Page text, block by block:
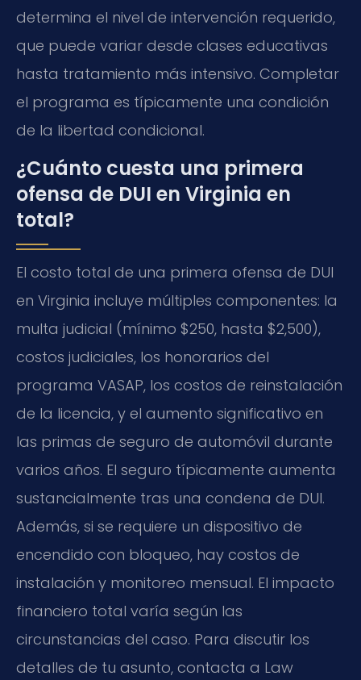
determina el nivel de intervención requerido,
que puede variar desde clases educativas
hasta tratamiento más intensivo. Completar
el programa es típicamente una condición
de la libertad condicional.
¿Cuánto cuesta una primera
ofensa de DUI en Virginia en
total?
El costo total de una primera ofensa de DUI
en Virginia incluye múltiples componentes: la
multa judicial (mínimo $250, hasta $2,500),
costos judiciales, los honorarios del
programa VASAP, los costos de reinstalación
de la licencia, y el aumento significativo en
las primas de seguro de automóvil durante
varios años. El seguro típicamente aumenta
sustancialmente tras una condena de DUI.
Además, si se requiere un dispositivo de
encendido con bloqueo, hay costos de
instalación y monitoreo mensual. El impacto
financiero total varía según las
circunstancias del caso. Para discutir los
detalles de tu asunto, contacta a Law